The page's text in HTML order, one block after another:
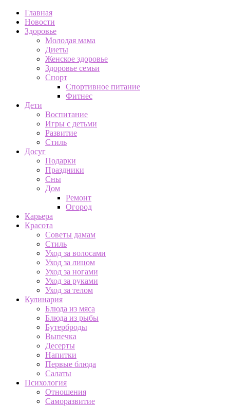
Главная
Новости
Здоровье
Молодая мама
Диеты
Женское здоровье
Здоровье семьи
Спорт
Спортивное питание
Фитнес
Дети
Воспитание
Игры с детьми
Развитие
Стиль
Досуг
Подарки
Праздники
Сны
Дом
Ремонт
Огород
Карьера
Красота
Советы дамам
Стиль
Уход за волосами
Уход за лицом
Уход за ногами
Уход за руками
Уход за телом
Кулинария
Блюда из мяса
Блюда из рыбы
Бутерброды
Выпечка
Десерты
Напитки
Первые блюда
Салаты
Психология
Отношения
Саморазвитие